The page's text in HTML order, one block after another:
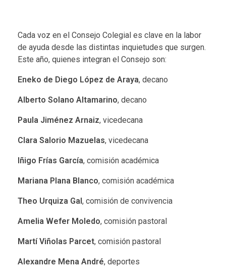
Cada voz en el Consejo Colegial es clave en la labor
de ayuda desde las distintas inquietudes que surgen.
Este año, quienes integran el Consejo son:
Eneko de Diego López de Araya, decano
Alberto Solano Altamarino, decano
Paula Jiménez Arnaiz, vicedecana
Clara Salorio Mazuelas, vicedecana
Iñigo Frías García, comisión académica
Mariana Plana Blanco, comisión académica
Theo Urquiza Gal, comisión de convivencia
Amelia Wefer Moledo, comisión pastoral
Martí Viñolas Parcet, comisión pastoral
Alexandre Mena André, deportes